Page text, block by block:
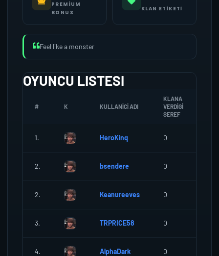
PREMIUM
BONUS
KLAN ETIKETI
Feel like a monster
OYUNCU LISTESI
# K KULLANICI ADI
KLANA
VERDIGI
SEREF
1. HeroKinq 0
2. bsendere 0
2. Keanureeves 0
3. TRPRICE58 0
4. AlphaDark 0